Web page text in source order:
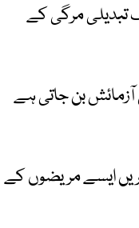
تبدیلی مرگی کے
بن جاتی ہے
ایسے مریضوں کے